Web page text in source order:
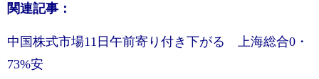
関連記事：
中国株式市場11日午前寄り付き下がる 上海総合0・
73%安